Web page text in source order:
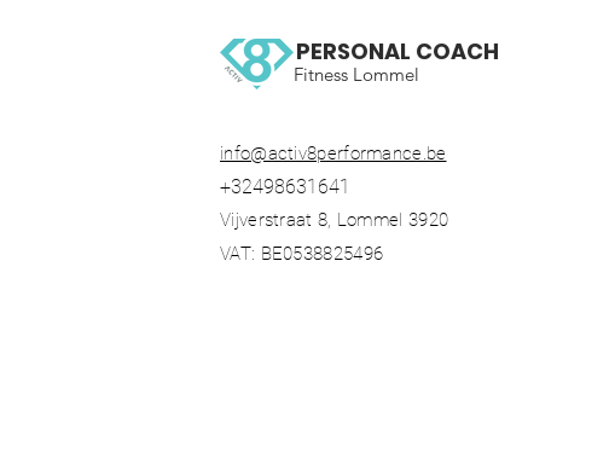
PERSONAL COACH
Fitness Lommel
info@activ8performance.be
+32498631641
Vijverstraat 8, Lommel 3920
VAT: BE0538825496